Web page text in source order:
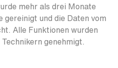
mehr als drei Monate
und die Daten vom
Alle Funktionen wurden
genehmigt.